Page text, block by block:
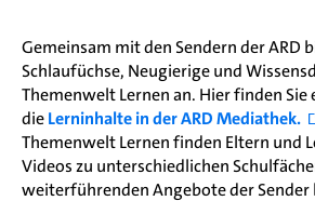
Gemeinsam mit den Sendern der ARD
Schlaufüchse, Neugierige und
Themenwelt Lernen an. Hier finden Sie
die Lerninhalte in der ARD Mediathek.
Themenwelt Lernen finden Eltern und
Videos zu unterschiedlichen
weiterführenden Angebote der Sender